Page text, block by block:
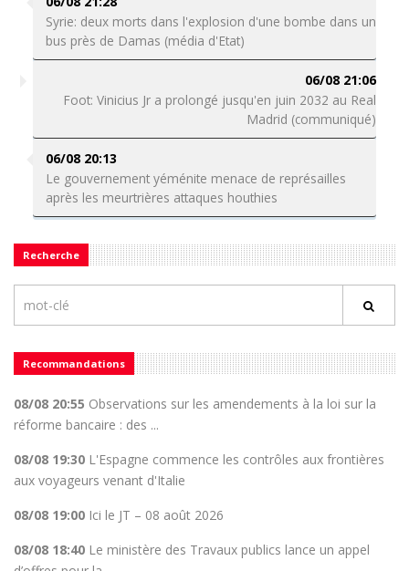
Syrie: deux morts dans l'explosion d'une bombe dans un
bus près de Damas (média d'Etat)
06/08 21:06
Foot: Vinicius Jr a prolongé jusqu'en juin 2032 au Real
Madrid (communiqué)
06/08 20:13
Le gouvernement yéménite menace de représailles
après les meurtrières attaques houthies
Recherche
Recommandations
08/08 20:55 Observations sur les amendements à la loi sur la
réforme bancaire : des ...
08/08 19:30 L'Espagne commence les contrôles aux frontières
aux voyageurs venant d'Italie
08/08 19:00 Ici le JT – 08 août 2026
08/08 18:40 Le ministère des Travaux publics lance un appel